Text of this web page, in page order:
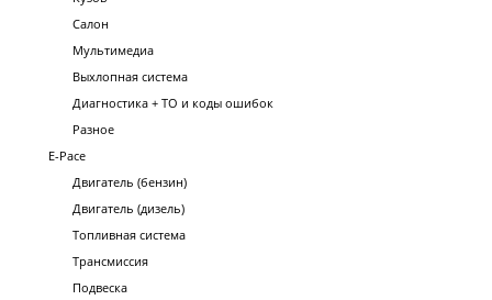
Салон
Мультимедиа
Выхлопная система
Диагностика + ТО и коды ошибок
Разное
E-Pace
Двигатель (бензин)
Двигатель (дизель)
Топливная система
Трансмиссия
Подвеска